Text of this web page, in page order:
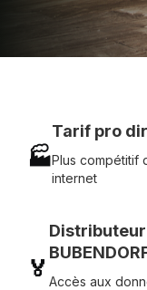
🏭
Tarif pro
Plus compétitif
internet
🏅 Accès aux